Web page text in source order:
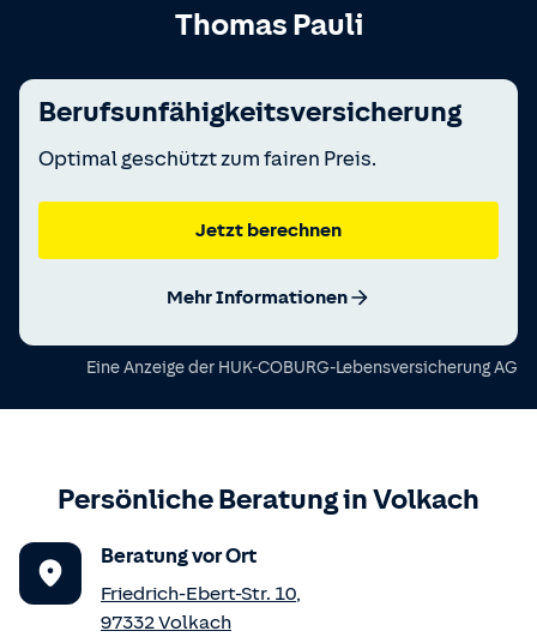
Thomas Pauli
Berufsunfähigkeitsversicherung
Optimal geschützt zum fairen Preis.
Jetzt berechnen
Mehr Informationen
Eine Anzeige der HUK-COBURG-Lebensversicherung AG
Persönliche Beratung inVolkach
Beratung vor Ort
Friedrich-Ebert-Str. 10,
97332Volkach